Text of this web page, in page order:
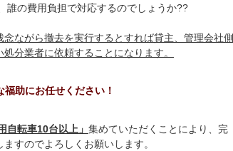
誰の費用負担で対応するのでしょうか??
念ながら撤去を実行するとすれば貸主、管理会社側
分業者に依頼することになります。
助にお任せください！
自転車10台以上」 集めていただくことにより、完
すのでよろしくお願いします。